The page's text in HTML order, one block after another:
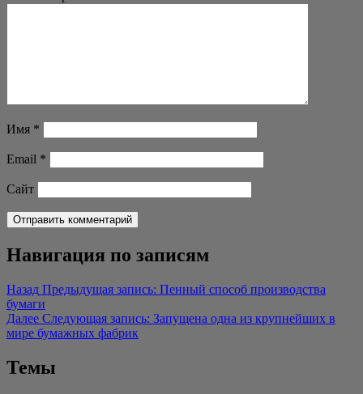
Имя *
Email *
Сайт
Навигация по записям
Назад Предыдущая запись: Пенный способ производства
бумаги
Далее Следующая запись: Запущена одна из крупнейших в
мире бумажных фабрик
Темы